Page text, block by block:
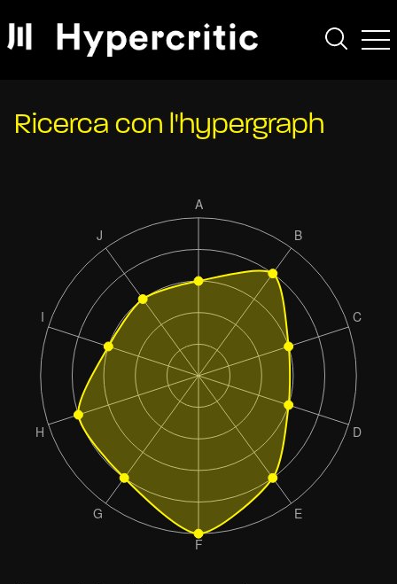
Ricerca con l'hypergraph